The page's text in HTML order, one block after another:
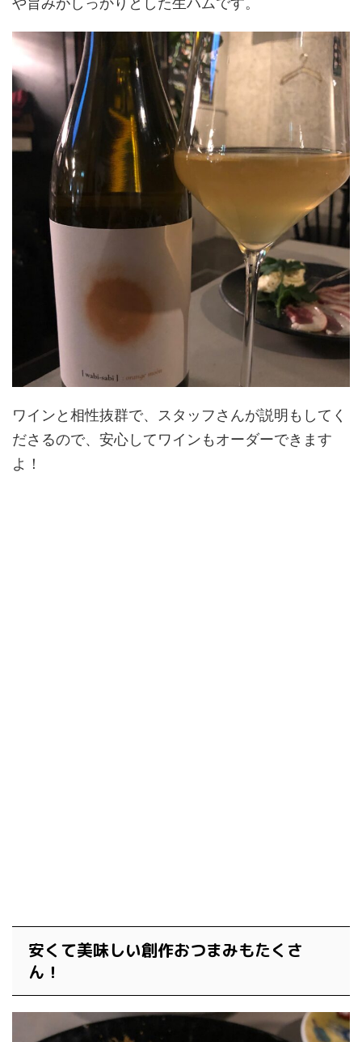
ワインと相性抜群で、スタッフさんが説明もしてく
ださるので、安心してワインもオーダーできます
よ！
安くて美味しい創作おつまみもたくさ
ん！